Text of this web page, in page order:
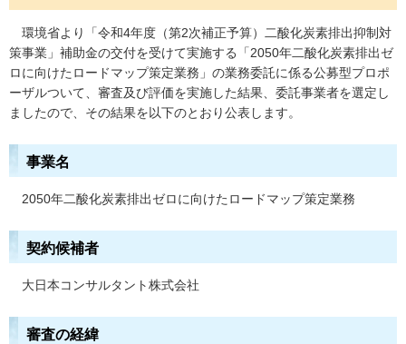
環境省より「令和4年度（第2次補正予算）二酸化炭素排出抑制対
策事業」補助金の交付を受けて実施する「2050年二酸化炭素排出ゼ
ロに向けたロードマップ策定業務」の業務委託に係る公募型プロポ
ーザルついて、審査及び評価を実施した結果、委託事業者を選定し
ましたので、その結果を以下のとおり公表します。
事業名
2050年二酸化炭素排出ゼロに向けたロードマップ策定業務
契約候補者
大日本コンサルタント株式会社
審査の経緯